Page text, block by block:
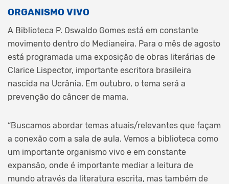
ORGANISMO VIVO
A Biblioteca P. Oswaldo Gomes está em constante
movimento dentro do Medianeira. Para o mês de agosto
está programada uma exposição de obras literárias de
Clarice Lispector, importante escritora brasileira
nascida na Ucrânia. Em outubro, o tema será a
prevenção do câncer de mama.
“Buscamos abordar temas atuais/relevantes que façam
a conexão com a sala de aula. Vemos a biblioteca como
um importante organismo vivo e em constante
expansão, onde é importante mediar a leitura de
mundo através da literatura escrita, mas também de